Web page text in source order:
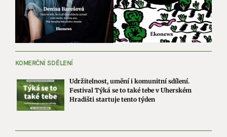
KOMERČNÍ SDĚLENÍ
Udržitelnost, umění i komunitní sdílení.
Festival Týká se to také tebe v Uherském
Hradišti startuje tento týden